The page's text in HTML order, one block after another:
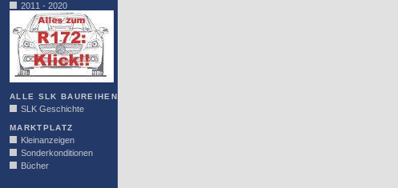
2011 - 2020
ALLE SLK BAUREIHEN
SLK Geschichte
MARKTPLATZ
Kleinanzeigen
Sonderkonditionen
Bücher